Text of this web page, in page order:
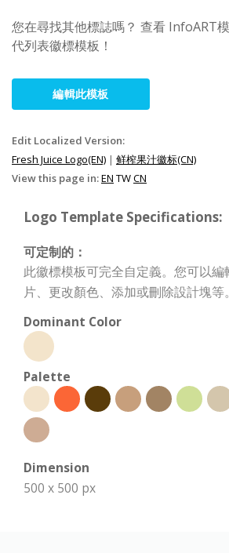
您在尋找其他標誌嗎？ 查看 InfoART
代列表徽標模板！
編輯此模板
Edit Localized Version:
Fresh Juice Logo(EN) | 鲜榨果汁徽标(CN)
View this page in:EN TWCN
Logo Template Specifications:
可定制的：
此徽標模板可完全自定義。您可以編
片、更改顏色、添加或刪除設計塊等。
Dominant Color
Palette
Dimension
500 x 500 px